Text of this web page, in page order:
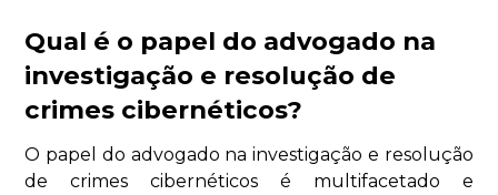
Qual é o papel do advogado na
investigação e resolução de
crimes cibernéticos?
O papel do advogado na investigação e resolução
de crimes cibernéticos é multifacetado e